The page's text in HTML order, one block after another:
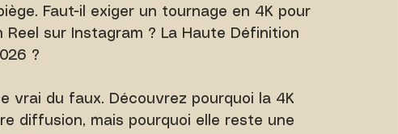
Faut-il exiger un tournage en 4K pour
sur Instagram ? La Haute Définition
?
vrai du faux. Découvrez pourquoi la 4K
diffusion, mais pourquoi elle reste une